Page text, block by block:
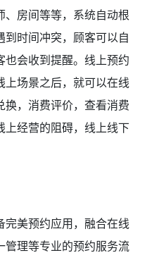
、房间等等，系统自动根
时间冲突，顾客可以自
会收到提醒。线上预约
上场景之后，就可以在线
，消费评价，查看消费
经营的阻碍，线上线下
完美预约应用，融合在线
管理等专业的预约服务流